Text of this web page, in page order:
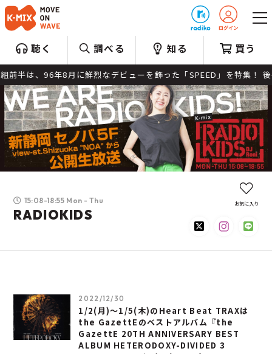
聴く 調べる 知る 買う
年8月に鮮烈なデビューを飾った「SPEED」を特集！ 後
15:08-18:55 Mon - Thu
RADIOKIDS
お気に入り
2022/12/30
1/2(月)～1/5(木)のHeart Beat TRAXは
the GazettEのベストアルバム『the
GazettE 20TH ANNIVERSARY BEST
ALBUM HETERODOXY-DIVIDED 3